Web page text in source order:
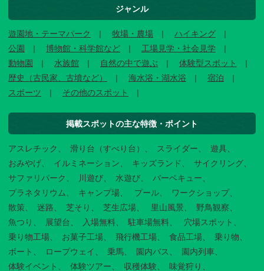
ジャンル
遊園地・テーマパーク 牧場・農場
ハイキング
公園
博物館・科学館など
工場見学・社会見学
動物園
水族館 自然の中で遊ぶ
体験型スポット
歴史（古民家、古墳など）
海水浴・湖水浴
宿泊
スポーツ
その他のスポット
掲載スポットの主な特徴・ポイント
アスレチック 滑り台（すべり台） スライダー
遊具
おみやげ
イルミネーション キッズランド
サイクリング
サファリパーク
川遊び 水遊び
バーベキュー
プラネタリウム
キャンプ場 プール
ワークショップ
散策
迷路 芝そり 芝生広場 里山風景
野鳥観察
魚つり
展望台 入場無料 駐車場無料
穴場スポット
乗り物工場
お菓子工場 飛行機工場 食品工場
乗り物
ボート
ロープウェイ 乗馬 園内バス
園内列車
体験イベント
体験ツアー 収穫体験 味覚狩り